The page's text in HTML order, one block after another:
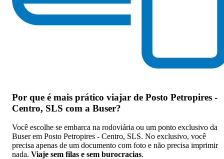
Por que é mais prático viajar de Posto Petropires -
Centro, SLS com a Buser?
Você escolhe se embarca na rodoviária ou um ponto exclusivo da
Buser em Posto Petropires - Centro, SLS. No exclusivo, você
precisa apenas de um documento com foto e não precisa imprimir
nada. Viaje sem filas e sem burocracias.